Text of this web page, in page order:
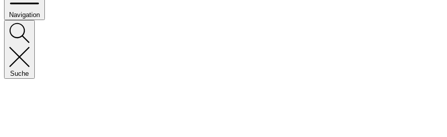
Navigation
Suche